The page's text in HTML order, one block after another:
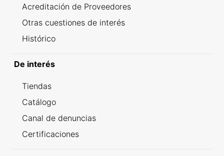
Acreditación de Proveedores
Otras cuestiones de interés
Histórico
De interés
Tiendas
Catálogo
Canal de denuncias
Certificaciones